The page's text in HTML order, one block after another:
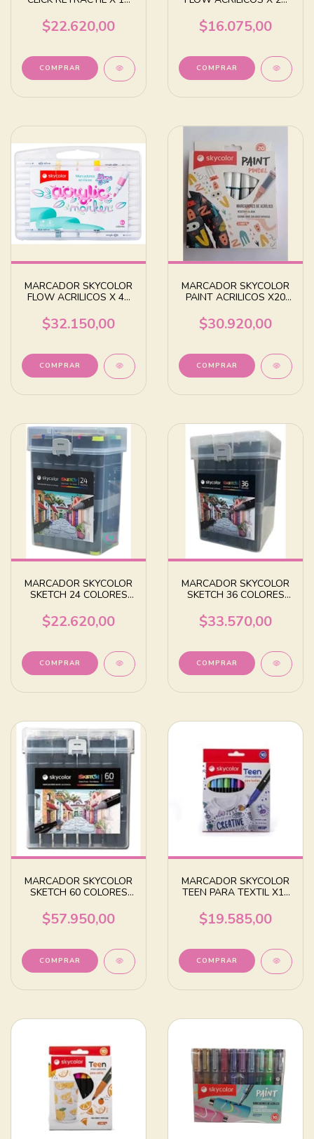
$22.620,00 $16.075,00
MARCADOR SKYCOLOR
FLOW ACRILICOS X 48
$32.150,00
MARCADOR SKYCOLOR
PAINT ACRILICOS X20
$30.920,00
MARCADOR SKYCOLOR
SKETCH 24 COLORES
$22.620,00
MARCADOR SKYCOLOR
SKETCH 36 COLORES
$33.570,00
MARCADOR SKYCOLOR
SKETCH 60 COLORES
$57.950,00
MARCADOR SKYCOLOR
TEEN PARA TEXTIL X10
$19.585,00